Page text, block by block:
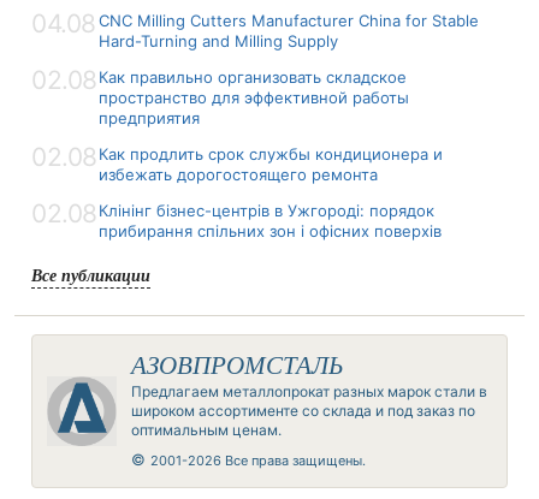
04.08 CNC Milling Cutters Manufacturer China for Stable
Hard-Turning and Milling Supply
02.08 Как правильно организовать складское
пространство для эффективной работы
предприятия
02.08 Как продлить срок службы кондиционера и
избежать дорогостоящего ремонта
02.08 Клінінг бізнес-центрів в Ужгороді: порядок
прибирання спільних зон і офісних поверхів
Все публикации
АЗОВПРОМСТАЛЬ
Предлагаем металлопрокат разных марок стали в
широком ассортименте со склада и под заказ по
оптимальным ценам.
© 2001-2026 Все права защищены.